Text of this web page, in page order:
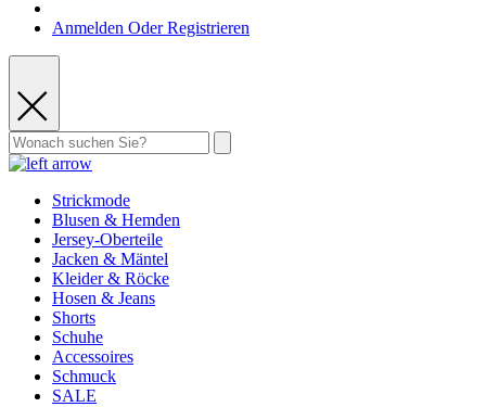
Anmelden Oder Registrieren
Strickmode
Blusen & Hemden
Jersey-Oberteile
Jacken & Mäntel
Kleider & Röcke
Hosen & Jeans
Shorts
Schuhe
Accessoires
Schmuck
SALE